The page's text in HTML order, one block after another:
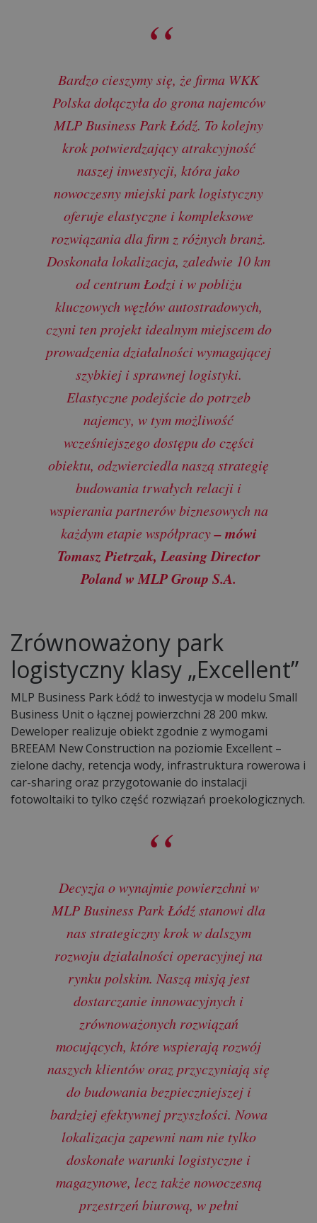
Bardzo cieszymy się, że firma WKK
Polska dołączyła do grona najemców
MLP Business Park Łódź. To kolejny
krok potwierdzający atrakcyjność
naszej inwestycji, która jako
nowoczesny miejski park logistyczny
oferuje elastyczne i kompleksowe
rozwiązania dla firm z różnych branż.
Doskonała lokalizacja, zaledwie 10 km
od centrum Łodzi i w pobliżu
kluczowych węzłów autostradowych,
czyni ten projekt idealnym miejscem do
prowadzenia działalności wymagającej
szybkiej i sprawnej logistyki.
Elastyczne podejście do potrzeb
najemcy, w tym możliwość
wcześniejszego dostępu do części
obiektu, odzwierciedla naszą strategię
budowania trwałych relacji i
wspierania partnerów biznesowych na
każdym etapie współpracy– mówi
Tomasz Pietrzak, Leasing Director
Poland w MLP Group S.A.
Zrównoważony park
logistyczny klasy „Excellent”
MLP Business Park Łódź to inwestycja w modelu Small
Business Unit o łącznej powierzchni 28 200 mkw.
Deweloper realizuje obiekt zgodnie z wymogami
BREEAM New Construction na poziomie Excellent –
zielone dachy, retencja wody, infrastruktura rowerowa i
car-sharing oraz przygotowanie do instalacji
fotowoltaiki to tylko część rozwiązań proekologicznych.
Decyzja o wynajmie powierzchni w
MLP Business Park Łódź stanowi dla
nas strategiczny krok w dalszym
rozwoju działalności operacyjnej na
rynku polskim. Naszą misją jest
dostarczanie innowacyjnych i
zrównoważonych rozwiązań
mocujących, które wspierają rozwój
naszych klientów oraz przyczyniają się
do budowania bezpieczniejszej i
bardziej efektywnej przyszłości. Nowa
lokalizacja zapewni nam nie tylko
doskonałe warunki logistyczne i
magazynowe, lecz także nowoczesną
przestrzeń biurową, w pełni